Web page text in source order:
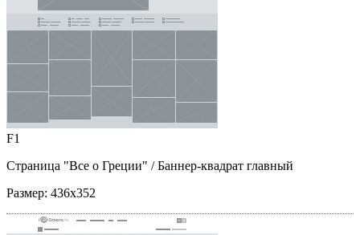
F1
Страница "Все о Греции" / Баннер-квадрат главный
Размер: 436x352